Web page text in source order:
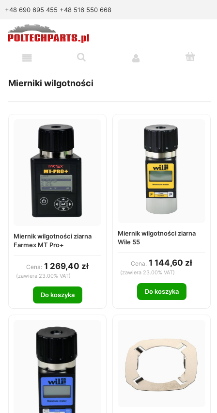
+48 690 695 455 +48 516 550 668
Mierniki wilgotności
Miernik wilgotności ziarna
Farmex MT Pro+
Cena: 1 269,40 zł
(zawiera 23.00% VAT)
Do koszyka
Miernik wilgotności ziarna
Wile 55
Cena: 1 144,60 zł
(zawiera 23.00% VAT)
Do koszyka